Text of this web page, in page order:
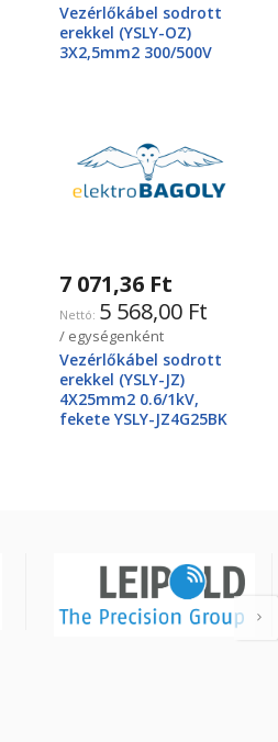
Vezérlőkábel sodrott
erekkel (YSLY-OZ)
3X2,5mm2 300/500V
7 071,36 Ft
5 568,00 Ft
/ egységenként
Vezérlőkábel sodrott
erekkel (YSLY-JZ)
4X25mm2 0.6/1kV,
fekete YSLY-JZ4G25BK